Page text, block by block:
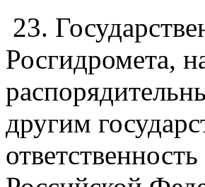
23.
Росгидромета,
другим